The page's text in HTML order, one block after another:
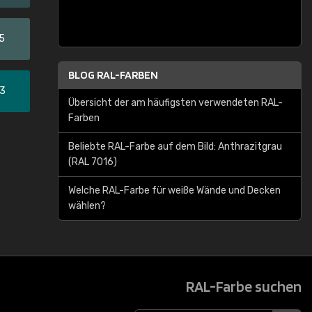
BLOG RAL-FARBEN
Übersicht der am häufigsten verwendeten RAL-
Farben
Beliebte RAL-Farbe auf dem Bild: Anthrazitgrau
(RAL 7016)
Welche RAL-Farbe für weiße Wände und Decken
wählen?
RAL-Farbe suchen